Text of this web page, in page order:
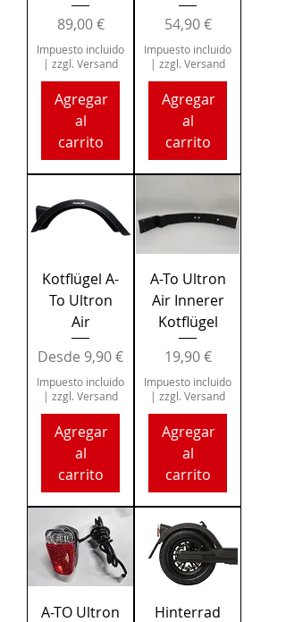
Precio
89,00 €
Impuesto incluido
| zzgl. Versand
Agregar
al
carrito
Precio
54,90 €
Impuesto incluido
| zzgl. Versand
Agregar
al
carrito
Kotflügel A-
To Ultron
Air
Desde 9,90 €
Precio de oferta
Impuesto incluido
| zzgl. Versand
Agregar
al
carrito
A-To Ultron
Air Innerer
Kotflügel
Precio
19,90 €
Impuesto incluido
| zzgl. Versand
Agregar
al
carrito
A-TO Ultron
Hinterrad